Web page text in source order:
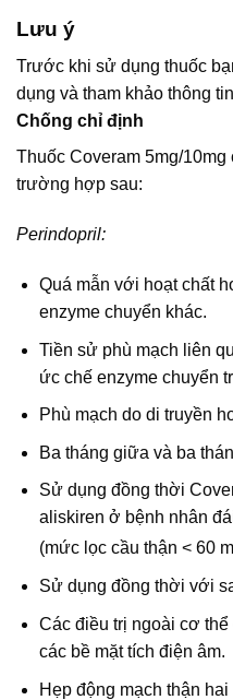
Lưu ý
Trước khi sử dụng thuốc
dụng và tham khảo thông
Chống chỉ định
Thuốc Coveram 5mg/
trường hợp sau:
Perindopril:
Quá mẫn với hoạt chất
enzyme chuyển khác.
Tiền sử phù mạch liên
ức chế enzyme chuyển
Phù mạch do di truyền
Ba tháng giữa và ba
Sử dụng đồng thời
aliskiren ở bệnh nhân
(mức lọc cầu thận < 60
Sử dụng đồng thời với
Các điều trị ngoài cơ
các bề mặt tích điện âm.
Hẹp động mạch thận